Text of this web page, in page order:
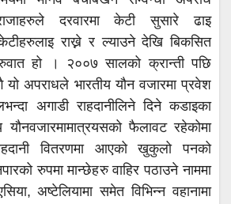
दरवारमा केटी सुसारे ढाइ
राख्ने र ल्याउने देखि बिकसित
हो । २००७ सालको क्रान्ती पछि
यो अपराधले भारतीय यौन वजारमा प्रवेश
अगाडी राहदानीलिने दिने कडाइका
यौनवजारमामात्रयसको फैलावट रहेकोमा
वितरणमा आएको खुकुलो पनको
रुपमा मान्छेहरु वाहिर पठाउने नाममा
अष्टेलियामा समेत विभिन्न वहानामा